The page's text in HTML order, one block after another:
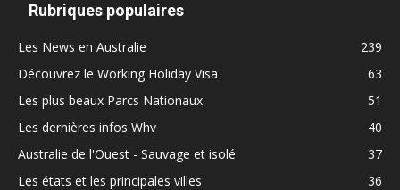
Rubriques populaires
Les News en Australie
239
Découvrez le Working Holiday Visa
63
Les plus beaux Parcs Nationaux
51
Les dernières infos Whv
40
Australie de l'Ouest - Sauvage et isolé
37
Les états et les principales villes
36